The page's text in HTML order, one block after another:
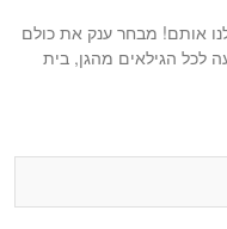
אותם! מבחר ענק את כולם
לכל הגילאים מהגן, בית